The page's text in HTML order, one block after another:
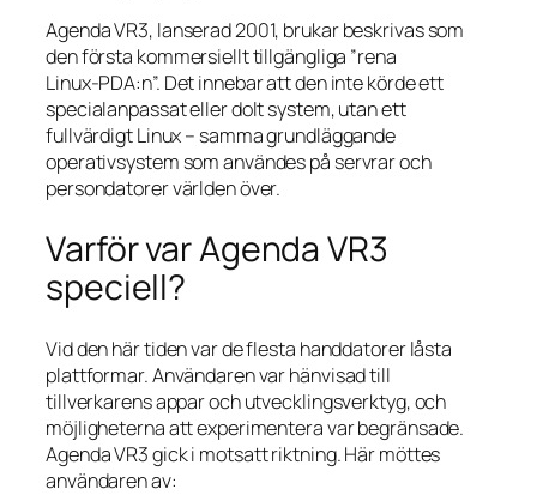
Agenda VR3, lanserad 2001, brukar beskrivas som
den första kommersiellt tillgängliga ”rena
Linux‑PDA:n”. Det innebar att den inte körde ett
specialanpassat eller dolt system, utan ett
fullvärdigt Linux – samma grundläggande
operativsystem som användes på servrar och
persondatorer världen över.
Varför var Agenda VR3
speciell?
Vid den här tiden var de flesta handdatorer låsta
plattformar. Användaren var hänvisad till
tillverkarens appar och utvecklingsverktyg, och
möjligheterna att experimentera var begränsade.
Agenda VR3 gick i motsatt riktning. Här möttes
användaren av: